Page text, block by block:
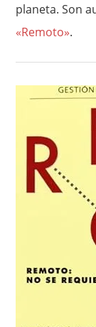
planeta. Son
«Remoto».